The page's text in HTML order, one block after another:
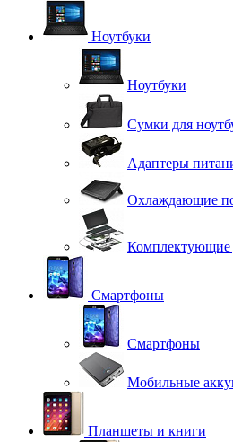
Ноутбуки
Ноутбуки
Сумки для
Адаптеры
Охлаждающие
Комплектующие
Смартфоны
Смартфоны
Мобильные
Планшеты и книги